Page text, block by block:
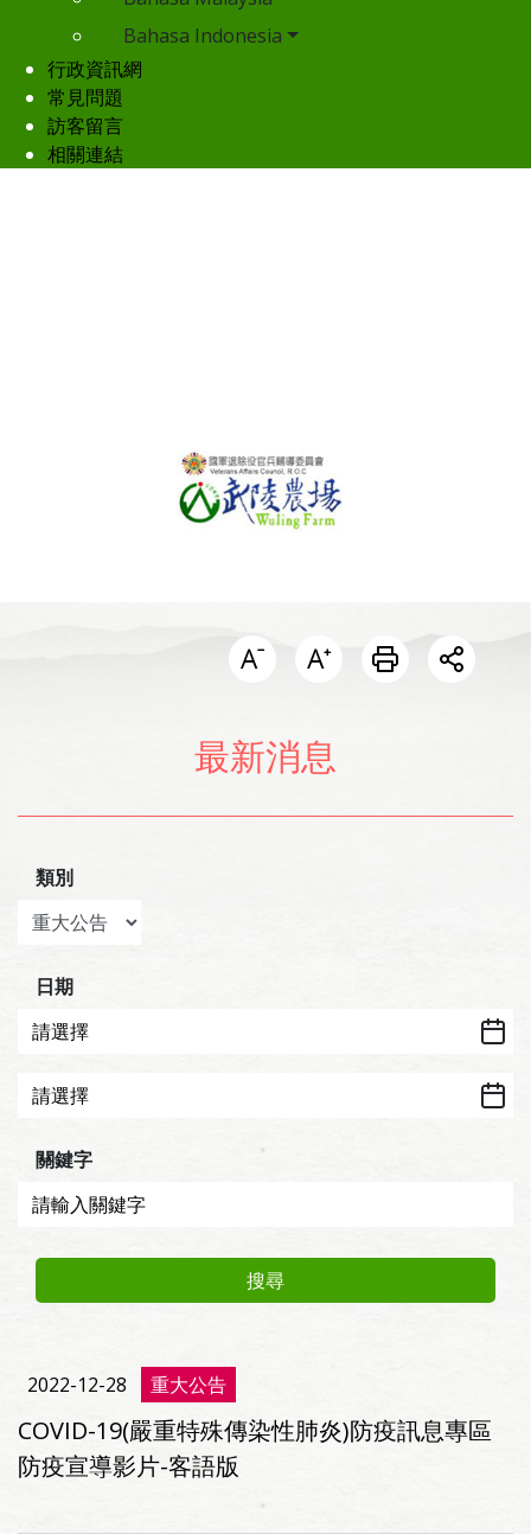
Bahasa Indonesia
行政資訊網
常見問題
訪客留言
相關連結
開啟
最新消息
類別
日期
關鍵字
搜尋
2022-12-28 重大公告
COVID-19(嚴重特殊傳染性肺炎)防疫訊息專區
防疫宣導影片-客語版